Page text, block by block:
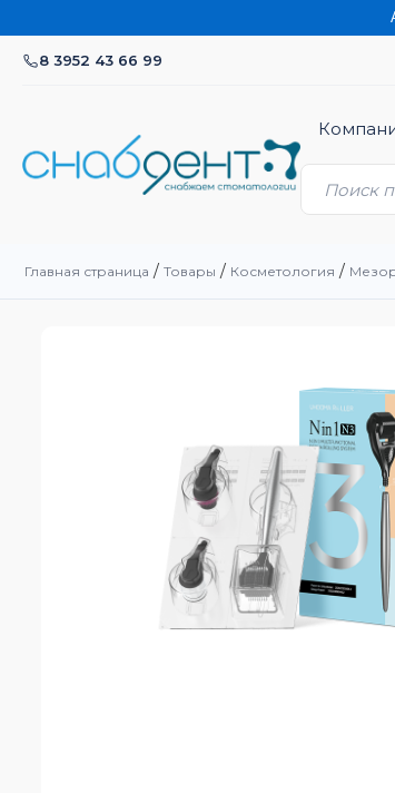
8 3952 43 66 99
Главная страница / Товары / Косметология /